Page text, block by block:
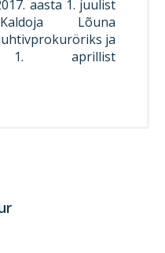
aasta 1. juulist
Lõuna
ja
aprillist